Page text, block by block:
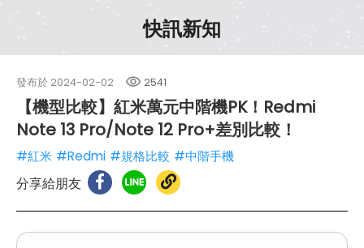
快訊新知
發布於 2024-02-02 2541
【機型比較】紅米萬元中階機PK！Redmi
Note 13 Pro/Note 12 Pro+差別比較！
#紅米 #Redmi #規格比較 #中階手機
分享給朋友